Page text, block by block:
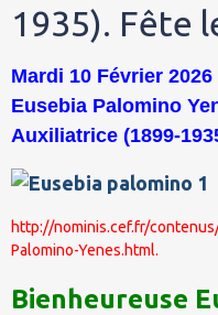
1935). Fête
Mardi 10 Février
Eusebia Palomino
Auxiliatrice (1899-
http://nominis.cef.fr/
Palomino-Yenes.html.
Bienheureuse